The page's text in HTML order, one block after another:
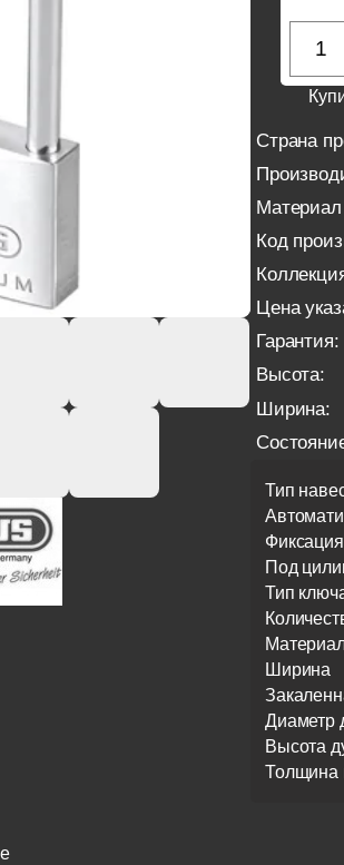
Страна
Материал
Код
Цена
Гарантия:
Высота:
Ширина:
Тип
Под
Тип
Ширина
Диаметр
Высота
Толщина